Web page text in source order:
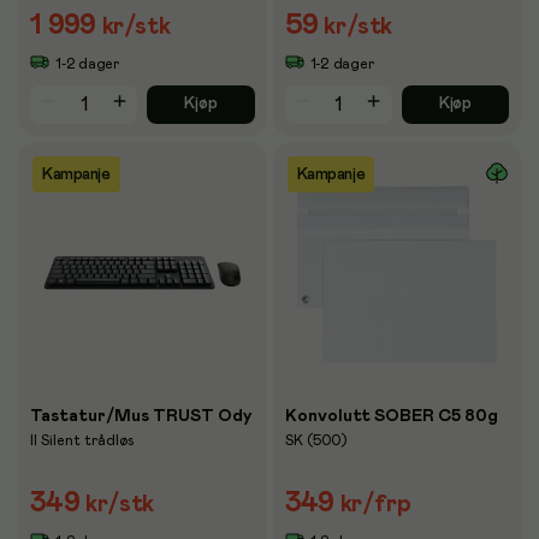
1 999 kr/stk
1-2 dager
Kjøp
59 kr/stk
1-2 dager
Kjøp
Kampanje
Tastatur/Mus TRUST Ody
II Silent trådløs
349 kr/stk
Kampanje
Konvolutt SOBER C5 80g
SK (500)
349 kr/frp